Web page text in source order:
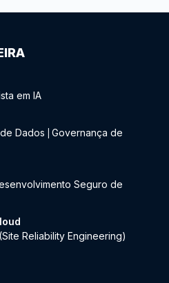
em IA
Dados
Governança de
Seguro de
Reliability Engineering)